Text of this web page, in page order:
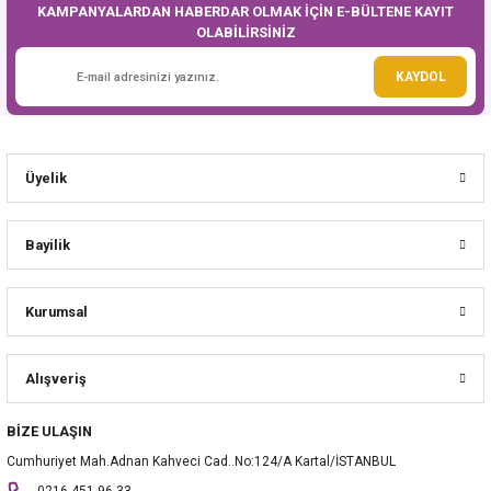
KAMPANYALARDAN HABERDAR OLMAK İÇİN E-BÜLTENE KAYIT
OLABİLİRSİNİZ
KAYDOL
Üyelik
Bayilik
Kurumsal
Alışveriş
BİZE ULAŞIN
Cumhuriyet Mah.Adnan Kahveci Cad..No:124/A Kartal/İSTANBUL